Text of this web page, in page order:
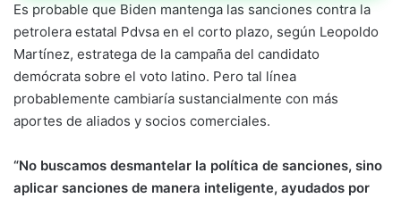
Es probable que Biden mantenga las sanciones contra la
petrolera estatal Pdvsa en el corto plazo, según Leopoldo
Martínez, estratega de la campaña del candidato
demócrata sobre el voto latino. Pero tal línea
probablemente cambiaría sustancialmente con más
aportes de aliados y socios comerciales.
“No buscamos desmantelar la política de sanciones, sino
aplicar sanciones de manera inteligente, ayudados por